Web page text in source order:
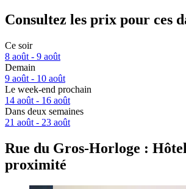
Consultez les prix pour ces
Ce soir
8 août - 9 août
Demain
9 août - 10 août
Le week-end prochain
14 août - 16 août
Dans deux semaines
21 août - 23 août
Rue du Gros-Horloge :
proximité